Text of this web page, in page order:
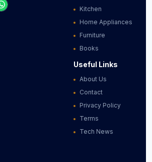
Kitchen
Home Appliances
Furniture
Books
Useful Links
About Us
Contact
Privacy Policy
Terms
Tech News